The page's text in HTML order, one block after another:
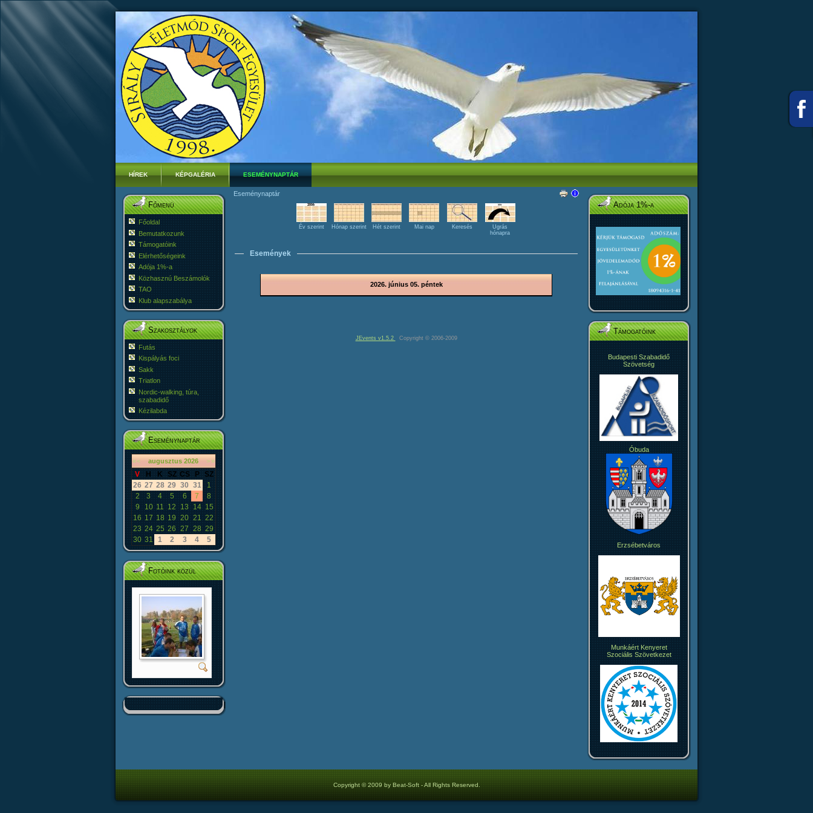
HÍREK KÉPGALÉRIA ESEMÉNYNAPTÁR
Főmenü
Főoldal
Bemutatkozunk
Támogatóink
Elérhetőségeink
Adója 1%-a
Közhasznú Beszámolók
TAO
Klub alapszabálya
Szakosztályok
Futás
Kispályás foci
Sakk
Triatlon
Nordic-walking, túra,
szabadidő
Kézilabda
Eseménynaptár
«< augusztus 2026 >»
V H K SZ CS P
SZ
26 27 28 29 30 31
1
2
3 4 5 6 7
8
9
10 11 12 13 14 15
16 17 18 19 20 21 22
23 24 25 26 27 28 29
30 31 1 2 3 4 5
Fotóink közül
Eseménynaptár
Év szerint Hónap szerint Hét szerint Mai nap Keresés
Ugrás
hónapra
Események
2026. június 05. péntek
JEvents v1.5.2 Copyright © 2006-2009
Adója 1%-a
Támogatóink
Budapesti Szabadidő
Szövetség
Óbuda
Erzsébetváros
Munkáért Kenyeret
Szociális Szövetkezet
Copyright © 2009 by Beat-Soft - All Rights Reserved.